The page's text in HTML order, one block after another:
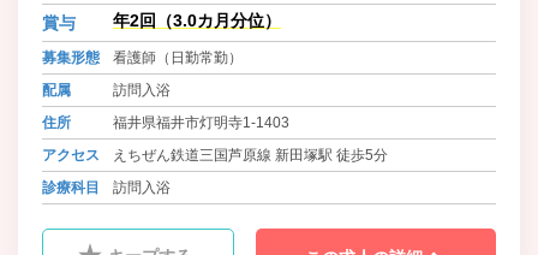
生を懸けた仕事は、現在の当社の原
点として、スタッフに引き継がれて
賞与 年2回（3.0カ月分位）
募集形態
看護師（日勤常勤）
配属
訪問入浴
住所
福井県福井市灯明寺1-1403
アクセス
えちぜん鉄道三国芦原線 新田塚駅 徒歩5分
診療科目
訪問入浴